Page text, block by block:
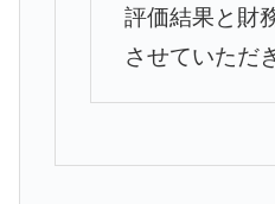
評価結果と財
させていただ